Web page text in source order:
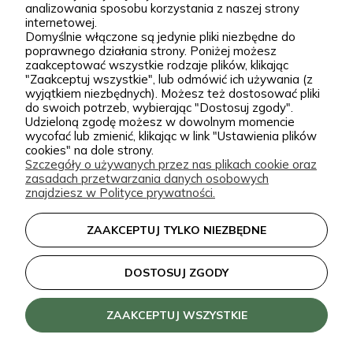
ofercie. W sprzedaży znajdziesz zarówno
sprawdzone, klasyczne gatunki, jak i ciekawsze,
bardziej unikatowe krzewy ozdobne, drzewa, byliny
oraz sadzonki do ogrodu. Każda roślina jest przez
nas pielęgnowana, nawożona, przycinana i
przygotowywana tak, aby mogła trafić do Twojego
ogrodu w jak najlepszej kondycji. W Zielonej Parze
stawiamy przede wszystkim na jakość sadzonek.
Wiemy, że dobrze ukorzeniona, zdrowa roślina to
podstawa udanego ogrodu, dlatego nie traktujemy
sprzedaży roślin jak zwykłej wysyłki produktu.
Nasze sadzonki są starannie prowadzone i
zabezpieczane przed transportem, dzięki czemu
klienci doceniają je za wygląd, kondycję oraz dobre
przyjęcie po posadzeniu. Pozytywne opinie o
Podgórna 9, 97-565 Brudzice
+48 793 037 145
kontakt@zielonapara.pl
Kategorie
Informacje
zielonapara.pl © 2026
Made with
by
analizowania sposobu korzystania z naszej strony
internetowej.
Domyślnie włączone są jedynie pliki niezbędne do
poprawnego działania strony. Poniżej możesz
zaakceptować wszystkie rodzaje plików, klikając
"Zaakceptuj wszystkie", lub odmówić ich używania (z
wyjątkiem niezbędnych). Możesz też dostosować pliki
do swoich potrzeb, wybierając "Dostosuj zgody".
Udzieloną zgodę możesz w dowolnym momencie
wycofać lub zmienić, klikając w link "Ustawienia plików
cookies" na dole strony.
Szczegóły o używanych przez nas plikach cookie oraz
zasadach przetwarzania danych osobowych
znajdziesz w Polityce prywatności.
ZAAKCEPTUJ TYLKO NIEZBĘDNE
DOSTOSUJ ZGODY
ZAAKCEPTUJ WSZYSTKIE